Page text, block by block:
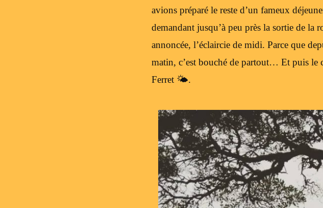
avions préparé le reste d’un fameux
demandant jusqu’à peu près la sortie de la
annoncée, l’éclaircie de midi. Parce que
matin, c’est bouché de partout… Et puis le
Ferret 🌤.